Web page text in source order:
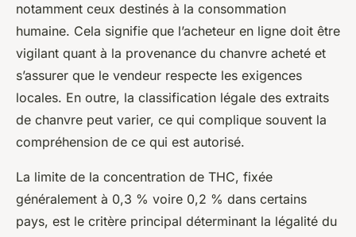
notamment ceux destinés à la consommation
humaine. Cela signifie que l’acheteur en ligne doit être
vigilant quant à la provenance du chanvre acheté et
s’assurer que le vendeur respecte les exigences
locales. En outre, la classification légale des extraits
de chanvre peut varier, ce qui complique souvent la
compréhension de ce qui est autorisé.
La limite de la concentration de THC, fixée
généralement à 0,3 % voire 0,2 % dans certains
pays, est le critère principal déterminant la légalité du